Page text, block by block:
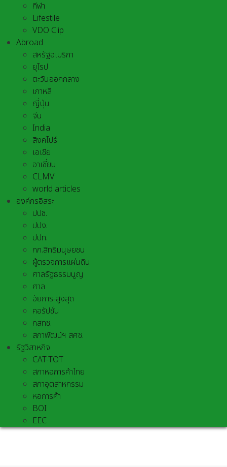
กีฬา
Lifestile
VDO Clip
Abroad
สหรัฐอเมริกา
ยุโรป
ตะวันออกกลาง
เกาหลี
ญี่ปุ่น
จีน
India
สิงคโปร์
เอเชีย
อาเชี่ยน
CLMV
world articles
องค์กรอิสระ
ปปช.
ปปง.
ปปท.
กก.สิทธิมนุษยชน
ผู้ตรวจการแผ่นดิน
ศาลรัฐธรรมนูญ
ศาล
อัยการ-สูงสุด
คอรัปชั่น
กสทช.
สภาพัฒน์ฯ สศช.
รัฐวิสาหกิจ
CAT-TOT
สภาหอการค้าไทย
สภาอุตสาหกรรม
หอการค้า
BOI
EEC